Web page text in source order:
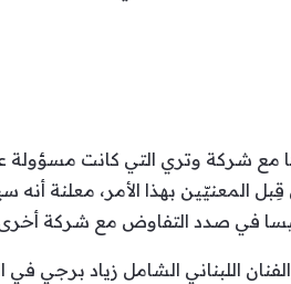
شركة وتري التي كانت مسؤولة
المعنيّين بهذا الأمر، معلنة
في صدد التفاوض مع شركة
اللبناني الشامل زياد برجي